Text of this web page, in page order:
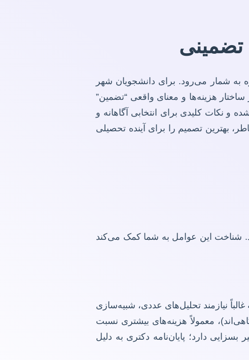
تضمینی
به شمار می‌رود. برای دانشجویان شهر
هزینه‌ها و معنای واقعی “تضمین”
و نکات کلیدی برای انتخابی آگاهانه و
بهترین تصمیم را برای آینده تحصیلی
شناخت این عوامل به شما کمک می‌کند
نیازمند تحلیل‌های عددی، شبیه‌سازی
معمولاً هزینه‌های بیشتری نسبت
دارد؛ پایان‌نامه دکتری به دلیل